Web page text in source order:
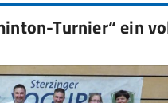
Turnier“ ein